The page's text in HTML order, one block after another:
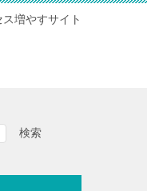
増やすサイト
検索